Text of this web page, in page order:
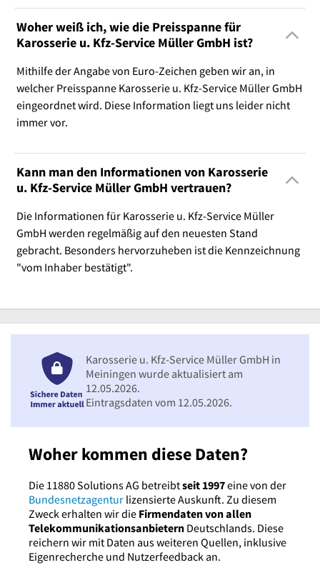
Woher weiß ich, wie die Preisspanne für
Karosserie u. Kfz-Service Müller GmbH ist?
Mithilfe der Angabe von Euro-Zeichen geben wir an, in
welcher Preisspanne Karosserie u. Kfz-Service Müller GmbH
eingeordnet wird. Diese Information liegt uns leider nicht
immer vor.
Kann man den Informationen von Karosserie
u. Kfz-Service Müller GmbH vertrauen?
Die Informationen für Karosserie u. Kfz-Service Müller
GmbH werden regelmäßig auf den neuesten Stand
gebracht. Besonders hervorzuheben ist die Kennzeichnung
"vom Inhaber bestätigt".
Woher kommen diese Daten?
Die 11880 Solutions AG betreibtseit 1997eine von der
Bundesnetzagentur lizensierte Auskunft. Zu diesem
Zweck erhalten wir die Firmendaten von allen
Telekommunikationsanbietern Deutschlands. Diese
reichern wir mit Daten aus weiteren Quellen, inklusive
Eigenrecherche und Nutzerfeedback an.
Karosserie u. Kfz-Service Müller GmbH in
Meiningen wurde aktualisiert am
12.05.2026.
Eintragsdaten vom 12.05.2026.